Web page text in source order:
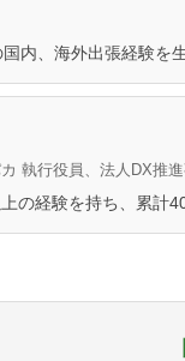
内、海外出張経験を
執行役員、法人DX推進
の経験を持ち、累計